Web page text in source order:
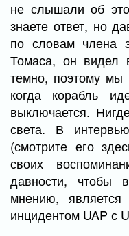
не слышали об
знаете ответ, но
по словам члена
Томаса, он видел
темно, поэтому мы
когда корабль
выключается.
света. В
(смотрите его
своих
давности, чтобы
мнению,
инцидентом UAP с